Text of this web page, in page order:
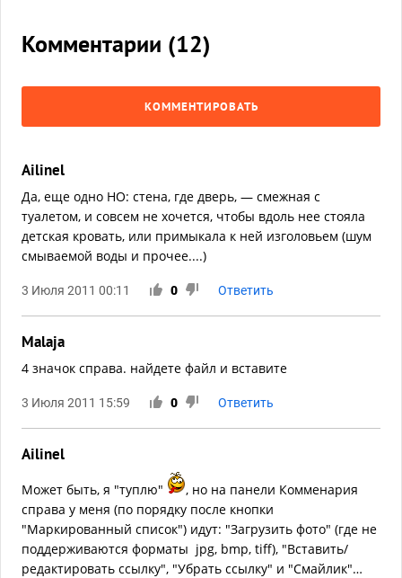
Комментарии (12)
КОММЕНТИРОВАТЬ
Ailinel
Да, еще одно НО: стена, где дверь, — смежная с
туалетом, и совсем не хочется, чтобы вдоль нее стояла
детская кровать, или примыкала к ней изголовьем (шум
смываемой воды и прочее....)
3 Июля 2011 00:11 0 Ответить
Malaja
4 значок справа. найдете файл и вставите
3 Июля 2011 15:59 0 Ответить
Ailinel
Может быть, я "туплю" , но на панели Комменария
справа у меня (по порядку после кнопки
"Маркированный список") идут: "Загрузить фото" (где не
поддерживаются форматы jpg, bmp, tiff), "Вставить/
редактировать ссылку", "Убрать ссылку" и "Смайлик"…